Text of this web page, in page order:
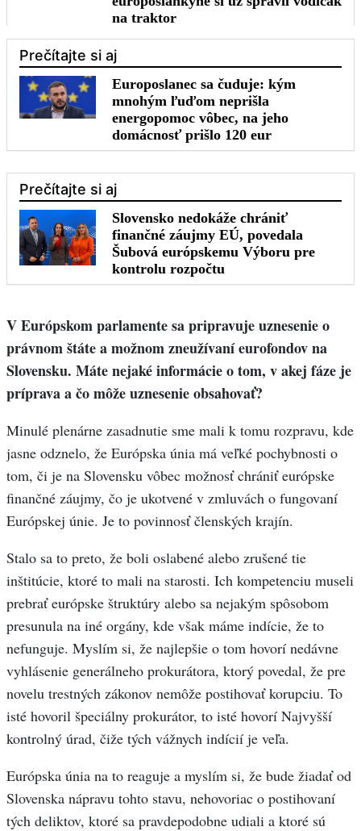
V Európskom parlamente sa pripravuje uznesenie o
právnom štáte a možnom zneužívaní eurofondov na
Slovensku. Máte nejaké informácie o tom, v akej fáze je
príprava a čo môže uznesenie obsahovať?
Minulé plenárne zasadnutie sme mali k tomu rozpravu, kde
jasne odznelo, že Európska únia má veľké pochybnosti o
tom, či je na Slovensku vôbec možnosť chrániť európske
finančné záujmy, čo je ukotvené v zmluvách o fungovaní
Európskej únie. Je to povinnosť členských krajín.
Stalo sa to preto, že boli oslabené alebo zrušené tie
inštitúcie, ktoré to mali na starosti. Ich kompetenciu museli
prebrať európske štruktúry alebo sa nejakým spôsobom
presunula na iné orgány, kde však máme indície, že to
nefunguje. Myslím si, že najlepšie o tom hovorí nedávne
vyhlásenie generálneho prokurátora, ktorý povedal, že pre
novelu trestných zákonov nemôže postihovať korupciu. To
isté hovoril špeciálny prokurátor, to isté hovorí Najvyšší
kontrolný úrad, čiže tých vážnych indícií je veľa.
Európska únia na to reaguje a myslím si, že bude žiadať od
Slovenska nápravu tohto stavu, nehovoriac o postihovaní
tých deliktov, ktoré sa pravdepodobne udiali a ktoré sú